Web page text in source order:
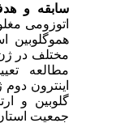
سابقه و
اتوزومی
مختلف در ژن
گلوبین و
جمعیت استان